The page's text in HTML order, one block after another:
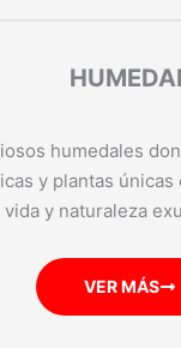
humedales
y plantas
vida y naturaleza
VER MÁS